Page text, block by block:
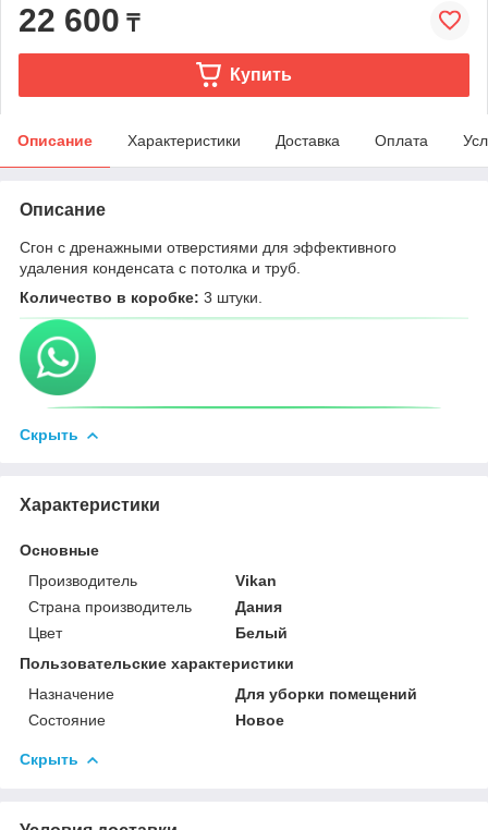
22 600 ₸
Купить
Описание Характеристики Доставка Оплата
Описание
Сгон с дренажными отверстиями для эффективного
удаления конденсата с потолка и труб.
Количество в коробке: 3 штуки.
Скрыть
Характеристики
Основные
Производитель
Vikan
Страна производитель
Дания
Цвет
Белый
Пользовательские характеристики
Назначение
Для уборки помещений
Состояние
Новое
Скрыть